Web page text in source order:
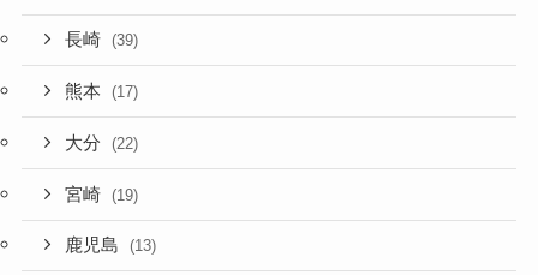
長崎 (39)
熊本 (17)
大分 (22)
宮崎 (19)
鹿児島 (13)